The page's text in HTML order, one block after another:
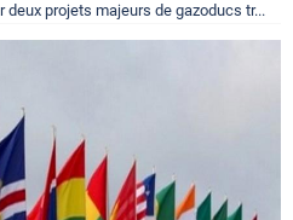
projets majeurs de gazoducs tr...